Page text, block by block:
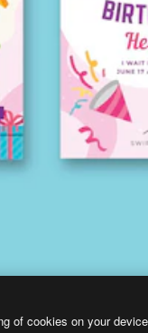
of cookies on your